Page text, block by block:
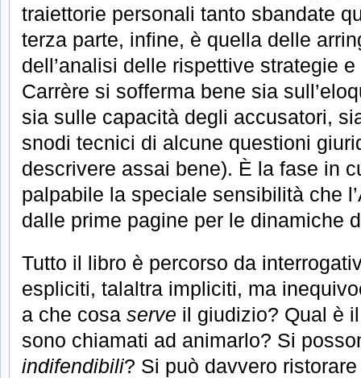
traiettorie personali tanto sbandate
terza parte, infine, è quella delle
dell’analisi delle rispettive strategie
Carrère si sofferma bene sia
sia sulle capacità degli accusatori,
snodi tecnici di alcune questioni
descrivere assai bene). È la fase in
palpabile la speciale sensibilità che
dalle prime pagine per le dinamiche
Tutto il libro è percorso da
espliciti, talaltra impliciti, ma
a che cosa serve il giudizio? Qual è
sono chiamati ad animarlo? Si
indifendibili? Si può davvero